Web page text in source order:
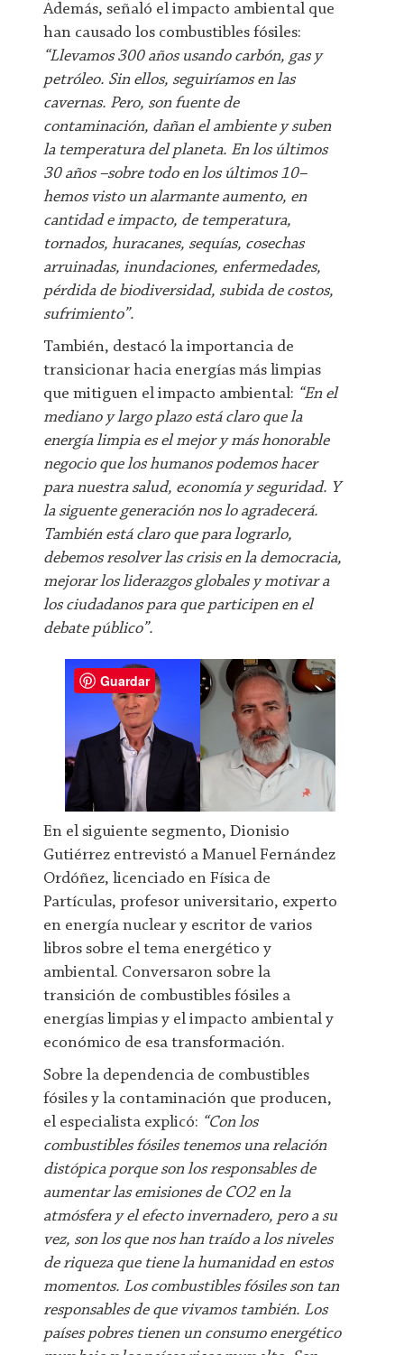
Además, señaló el impacto ambiental que
han causado los combustibles fósiles:
“Llevamos 300 años usando carbón, gas y
petróleo. Sin ellos, seguiríamos en las
cavernas. Pero, son fuente de
contaminación, dañan el ambiente y suben
la temperatura del planeta. En los últimos
30 años –sobre todo en los últimos 10–
hemos visto un alarmante aumento, en
cantidad e impacto, de temperatura,
tornados, huracanes, sequías, cosechas
arruinadas, inundaciones, enfermedades,
pérdida de biodiversidad, subida de costos,
sufrimiento”.
También, destacó la importancia de
transicionar hacia energías más limpias
que mitiguen el impacto ambiental: “En el
mediano y largo plazo está claro que la
energía limpia es el mejor y más honorable
negocio que los humanos podemos hacer
para nuestra salud, economía y seguridad. Y
la siguente generación nos lo agradecerá.
También está claro que para lograrlo,
debemos resolver las crisis en la democracia,
mejorar los liderazgos globales y motivar a
los ciudadanos para que participen en el
debate público”.
En el siguiente segmento, Dionisio
Gutiérrez entrevistó a Manuel Fernández
Ordóñez, licenciado en Física de
Partículas, profesor universitario, experto
en energía nuclear y escritor de varios
libros sobre el tema energético y
ambiental. Conversaron sobre la
transición de combustibles fósiles a
energías limpias y el impacto ambiental y
económico de esa transformación.
Sobre la dependencia de combustibles
fósiles y la contaminación que producen,
el especialista explicó: “Con los
combustibles fósiles tenemos una relación
distópica porque son los responsables de
aumentar las emisiones de CO2 en la
atmósfera y el efecto invernadero, pero a su
vez, son los que nos han traído a los niveles
de riqueza que tiene la humanidad en estos
momentos. Los combustibles fósiles son tan
responsables de que vivamos también. Los
países pobres tienen un consumo energético
Guardar